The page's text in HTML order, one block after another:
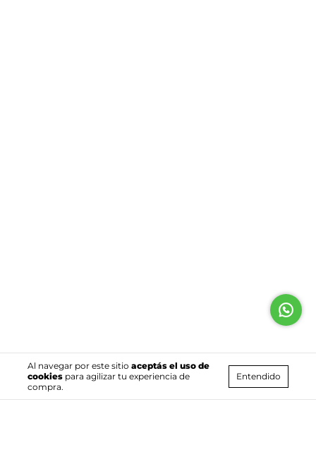
Al navegar por este sitio aceptás el uso de
cookies para agilizar tu experiencia de
compra.
Entendido